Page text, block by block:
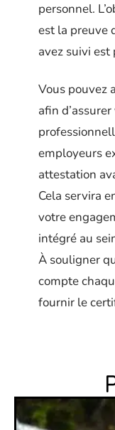
personnel.
est la preuve
avez suivi
Vous pouvez
afin
employeurs
attestation
Cela servira
votre
intégré au
À souligner
compte
fournir le